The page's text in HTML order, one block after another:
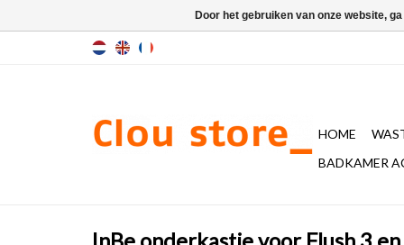
HOME
BADKAMER
Door het gebruiken van onze website,